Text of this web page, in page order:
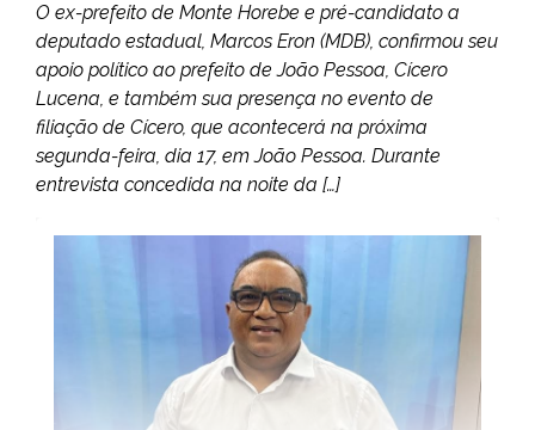
O ex-prefeito de Monte Horebe e pré-candidato a
deputado estadual, Marcos Eron (MDB), confirmou seu
apoio político ao prefeito de João Pessoa, Cícero
Lucena, e também sua presença no evento de
filiação de Cícero, que acontecerá na próxima
segunda-feira, dia 17, em João Pessoa. Durante
entrevista concedida na noite da […]